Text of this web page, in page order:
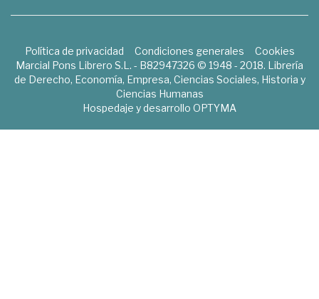
Política de privacidad Condiciones generales
Cookies
Marcial Pons Librero S.L. - B82947326 © 1948 - 2018. Librería
de Derecho, Economía, Empresa, Ciencias Sociales, Historia y
Ciencias Humanas
Hospedaje y desarrollo OPTYMA